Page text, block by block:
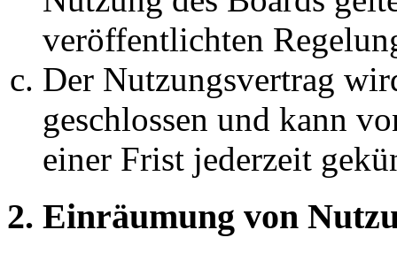
veröffentlichten
Der Nutzungsvertrag
geschlossen und kann
einer Frist jederzeit
2. Einräumung von